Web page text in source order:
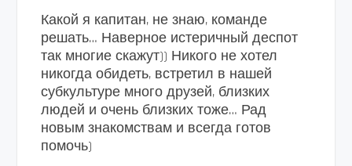
Какой я капитан, не знаю, команде
решать… Наверное истеричный деспот
так многие скажут)) Никого не хотел
никогда обидеть, встретил в нашей
субкультуре много друзей, близких
людей и очень близких тоже… Рад
новым знакомствам и всегда готов
помочь)